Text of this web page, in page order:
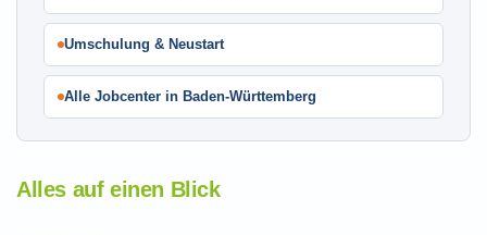
Umschulung & Neustart
Alle Jobcenter in Baden-Württemberg
Alles auf einen Blick